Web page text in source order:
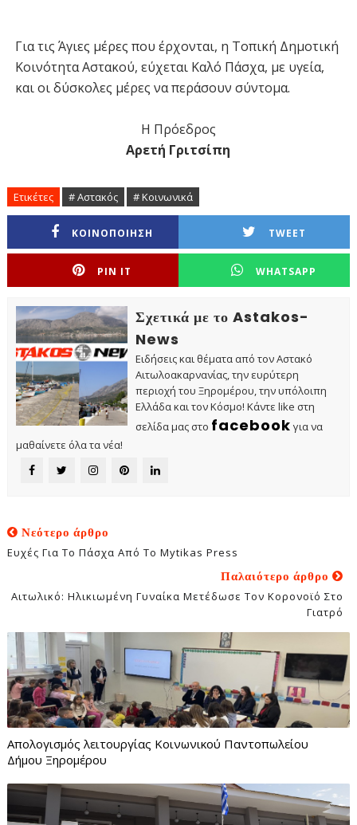
Για τις Άγιες μέρες που έρχονται, η Τοπική Δημοτική
Κοινότητα Αστακού, εύχεται Καλό Πάσχα, με υγεία,
και οι δύσκολες μέρες να περάσουν σύντομα.
Η Πρόεδρος
Αρετή Γριτσίπη
Ετικέτες # Αστακός # Κοινωνικά
ΚΟΙΝΟΠΟΙΗΣΗ TWEET
PIN IT WHATSAPP
Σχετικά με το Astakos-
News
Ειδήσεις και θέματα από τον Αστακό
Αιτωλοακαρνανίας, την ευρύτερη
περιοχή του Ξηρομέρου, την υπόλοιπη
Ελλάδα και τον Κόσμο! Κάντε like στη
σελίδα μας στο facebook για να
μαθαίνετε όλα τα νέα!
Νεότερο άρθρο
Ευχές Για Το Πάσχα Από Το Mytikas Press
Παλαιότερο άρθρο
Αιτωλικό: Ηλικιωμένη Γυναίκα Μετέδωσε Τον Κορονοϊό Στο
Γιατρό
Απολογισμός λειτουργίας Κοινωνικού Παντοπωλείου
Δήμου Ξηρομέρου